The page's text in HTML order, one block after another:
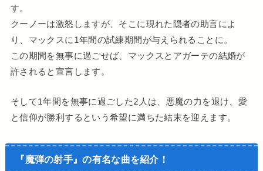
す。
クーノーは激怒しますが、そこに現れた隠者の助言によ
り、マックスに1年間の試練期間が与えられることに。
この期間を無事に過ごせば、マックスとアガーテの結婚が
許されると宣言します。
そして1年間を無事に過ごした2人は、悪魔の力を退け、愛
と信仰が勝利するという希望に満ちた結末を迎えます。
『魔弾の射手』の有名な曲を紹介！